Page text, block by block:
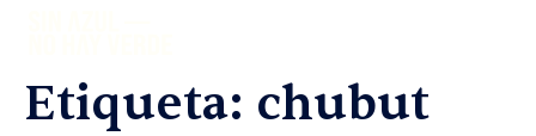
Etiqueta: chubut